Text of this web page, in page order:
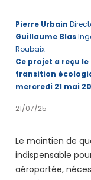
Pierre Urbain
Guillaume Blas
Roubaix
Ce projet a reçu
transition
mercredi 21 mai
21/07/25
Le maintien de
indispensable
aéroportée,